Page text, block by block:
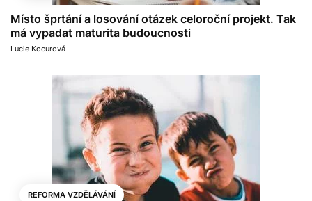
Místo šprtání a losování otázek celoroční projekt. Tak
má vypadat maturita budoucnosti
Lucie Kocurová
REFORMA VZDĚLÁVÁNÍ